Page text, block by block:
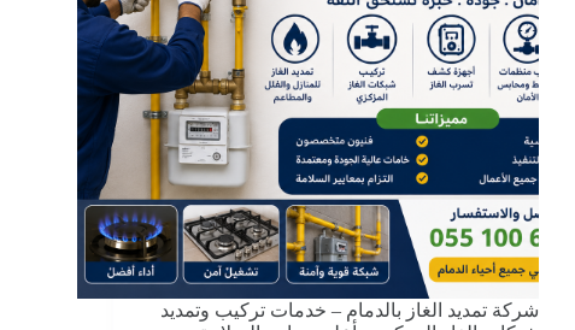
شركة تمديد الغاز بالدمام – خدمات تركيب وتمديد